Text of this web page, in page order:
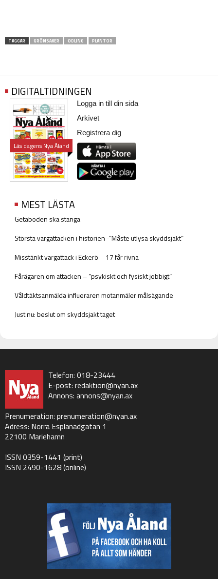
TAGGAR GRÖNSAKER ODLING PLANTOR
DIGITALTIDNINGEN
Läs dagens Nya Åland
Logga in till din sida
Arkivet
Registrera dig
MEST LÄSTA
Getaboden ska stänga
Största vargattacken i historien -”Måste utlysa skyddsjakt”
Misstänkt vargattack i Eckerö – 17 får rivna
Fårägaren om attacken – ”psykiskt och fysiskt jobbigt”
Våldtäktsanmälda influeraren motanmäler målsägande
Just nu: beslut om skyddsjakt taget
Telefon: 018-23444
E-post: redaktion@nyan.ax
Annons: annons@nyan.ax
Prenumeration: prenumeration@nyan.ax
Adress: Norra Esplanadgatan 1
22100 Mariehamn
ISSN 0359-1441 (print)
ISSN 2490-1628 (online)